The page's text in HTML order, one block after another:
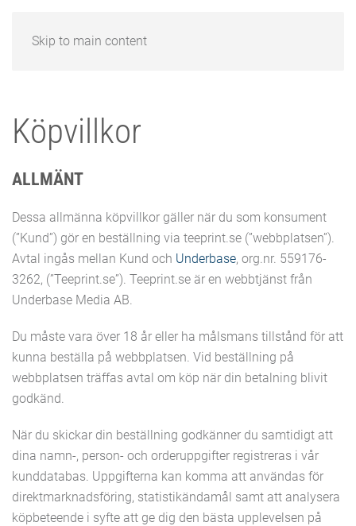
Skip to main content
Köpvillkor
ALLMÄNT
Dessa allmänna köpvillkor gäller när du som konsument
(”Kund”) gör en beställning via teeprint.se (”webbplatsen”).
Avtal ingås mellan Kund och Underbase, org.nr. 559176-
3262, (”Teeprint.se”). Teeprint.se är en webbtjänst från
Underbase Media AB.
Du måste vara över 18 år eller ha målsmans tillstånd för att
kunna beställa på webbplatsen. Vid beställning på
webbplatsen träffas avtal om köp när din betalning blivit
godkänd.
När du skickar din beställning godkänner du samtidigt att
dina namn-, person- och orderuppgifter registreras i vår
kunddatabas. Uppgifterna kan komma att användas för
direktmarknadsföring, statistikändamål samt att analysera
köpbeteende i syfte att ge dig den bästa upplevelsen på